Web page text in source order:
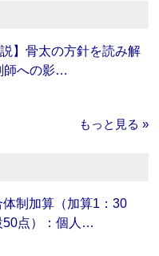
】骨太の方針を読み解
師への影…
もっと見る »
体制加算（加算1：30
50点）：個人…